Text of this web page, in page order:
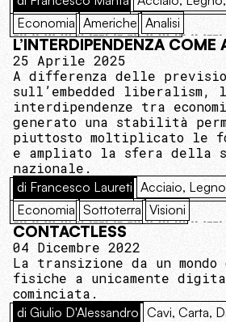
Economia Americhe Analisi
L’INTERDIPENDENZA COME
25 Aprile 2025
A differenza delle
sull’embedded liberalism,
interdipendenze tra
generato una stabilità
piuttosto moltiplicato le
e ampliato la sfera della
nazionale.
di Francesco Laureti Acciaio,
Economia Sottoterra Visioni
CONTACTLESS
04 Dicembre 2022
La transizione da un
fisiche a unicamente
cominciata.
di Giulio D'Alessandro Cavi, Carta,